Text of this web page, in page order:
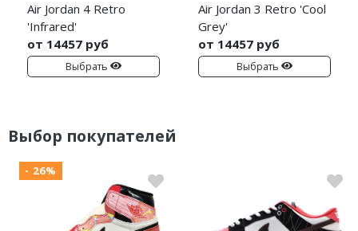
Air Jordan 4 Retro
'Infrared'
от 14457 руб
Выбрать
Air Jordan 3 Retro 'Cool
Grey'
от 14457 руб
Выбрать
Выбор покупателей
- 26%